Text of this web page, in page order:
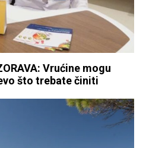
Vrućine mogu
što trebate činiti